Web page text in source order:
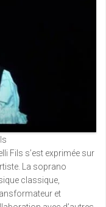
Fils s’est exprimée sur
La soprano
classique,
et